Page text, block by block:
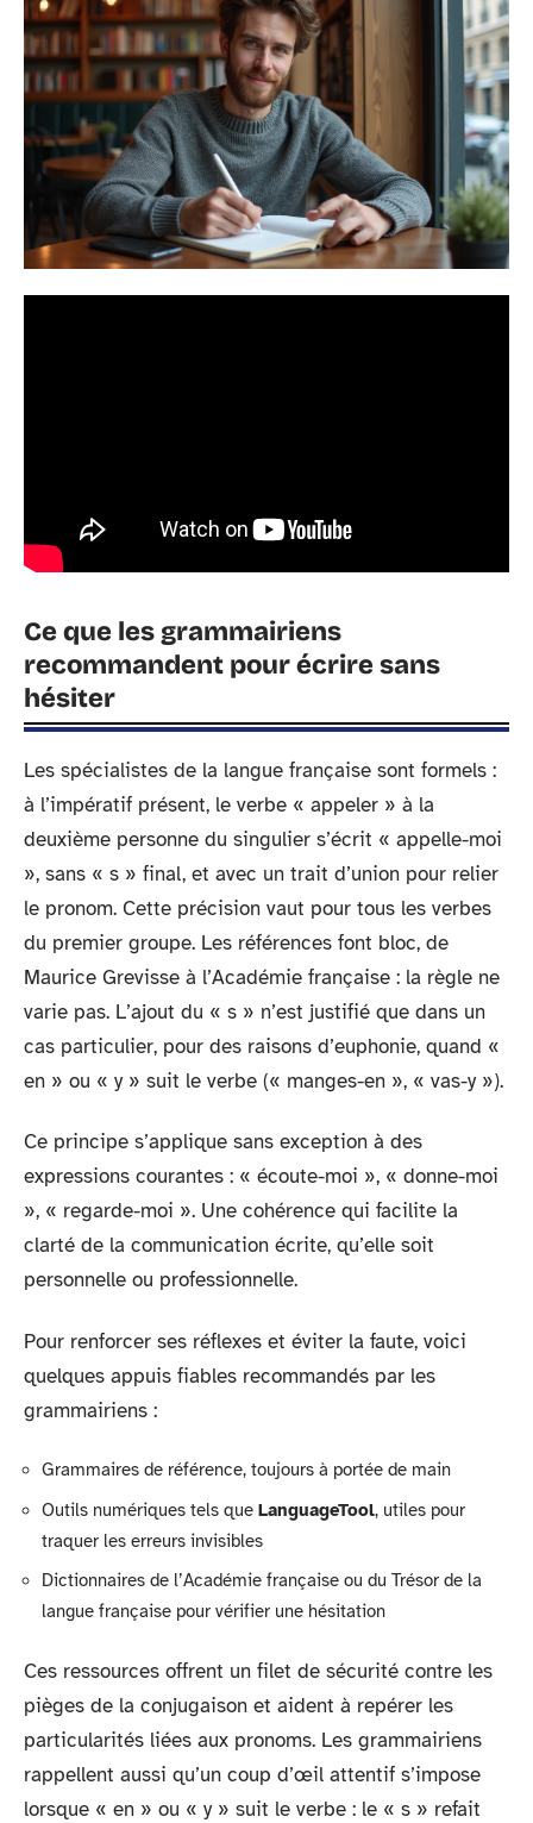
Ce que les grammairiens
recommandent pour écrire sans
hésiter
Les spécialistes de la langue française sont formels :
à l’impératif présent, le verbe « appeler » à la
deuxième personne du singulier s’écrit « appelle-moi
», sans « s » final, et avec un trait d’union pour relier
le pronom. Cette précision vaut pour tous les verbes
du premier groupe. Les références font bloc, de
Maurice Grevisse à l’Académie française : la règle ne
varie pas. L’ajout du « s » n’est justifié que dans un
cas particulier, pour des raisons d’euphonie, quand «
en » ou « y » suit le verbe (« manges-en », « vas-y »).
Ce principe s’applique sans exception à des
expressions courantes : « écoute-moi », « donne-moi
», « regarde-moi ». Une cohérence qui facilite la
clarté de la communication écrite, qu’elle soit
personnelle ou professionnelle.
Pour renforcer ses réflexes et éviter la faute, voici
quelques appuis fiables recommandés par les
grammairiens :
Grammaires de référence, toujours à portée de main
Outils numériques tels que LanguageTool, utiles pour
traquer les erreurs invisibles
Dictionnaires de l’Académie française ou du Trésor de la
langue française pour vérifier une hésitation
Ces ressources offrent un filet de sécurité contre les
pièges de la conjugaison et aident à repérer les
particularités liées aux pronoms. Les grammairiens
rappellent aussi qu’un coup d’œil attentif s’impose
lorsque « en » ou « y » suit le verbe : le « s » refait